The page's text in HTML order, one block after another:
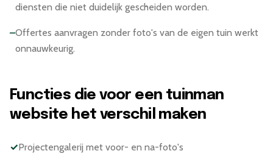
diensten die niet duidelijk gescheiden worden.
–Offertes aanvragen zonder foto's van de eigen tuin werkt
onnauwkeurig.
Functies die voor een tuinman
website het verschil maken
✓Projectengalerij met voor- en na-foto's